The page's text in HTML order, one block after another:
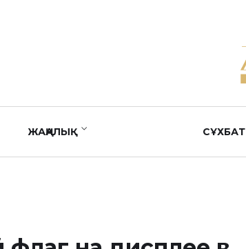
ЖАҢАЛЫҚ СҰХБАТ